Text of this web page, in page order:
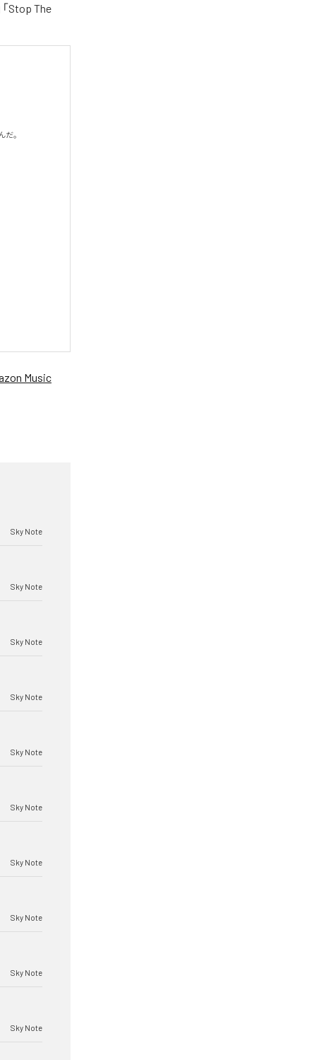
「Stop The
だ。
Music
Sky Note
Sky Note
Sky Note
Sky Note
Sky Note
Sky Note
Sky Note
Sky Note
Sky Note
Sky Note